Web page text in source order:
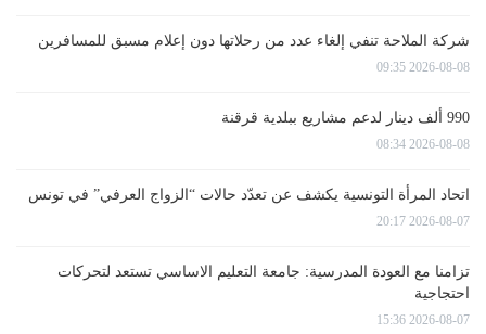
شركة الملاحة تنفي إلغاء عدد من رحلاتها دون إعلام مسبق للمسافرين
2026-08-08 09:35
990 ألف دينار لدعم مشاريع ببلدية قرقنة
2026-08-08 08:34
اتحاد المرأة التونسية يكشف عن تعدّد حالات “الزواج العرفي” في تونس
2026-08-07 20:17
تزامنا مع العودة المدرسية: جامعة التعليم الاساسي تستعد لتحركات
احتجاجية
2026-08-07 15:36